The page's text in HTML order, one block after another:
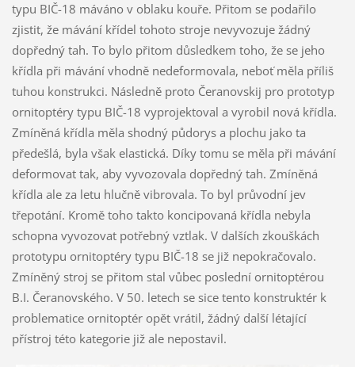
typu BIČ-18 máváno v oblaku kouře. Přitom se podařilo
zjistit, že mávání křídel tohoto stroje nevyvozuje žádný
dopředný tah. To bylo přitom důsledkem toho, že se jeho
křídla při mávání vhodně nedeformovala, neboť měla příliš
tuhou konstrukci. Následně proto Čeranovskij pro prototyp
ornitoptéry typu BIČ-18 vyprojektoval a vyrobil nová křídla.
Zmíněná křídla měla shodný půdorys a plochu jako ta
předešlá, byla však elastická. Díky tomu se měla při mávání
deformovat tak, aby vyvozovala dopředný tah. Zmíněná
křídla ale za letu hlučně vibrovala. To byl průvodní jev
třepotání. Kromě toho takto koncipovaná křídla nebyla
schopna vyvozovat potřebný vztlak. V dalších zkouškách
prototypu ornitoptéry typu BIČ-18 se již nepokračovalo.
Zmíněný stroj se přitom stal vůbec poslední ornitoptérou
B.I. Čeranovského. V 50. letech se sice tento konstruktér k
problematice ornitoptér opět vrátil, žádný další létající
přístroj této kategorie již ale nepostavil.